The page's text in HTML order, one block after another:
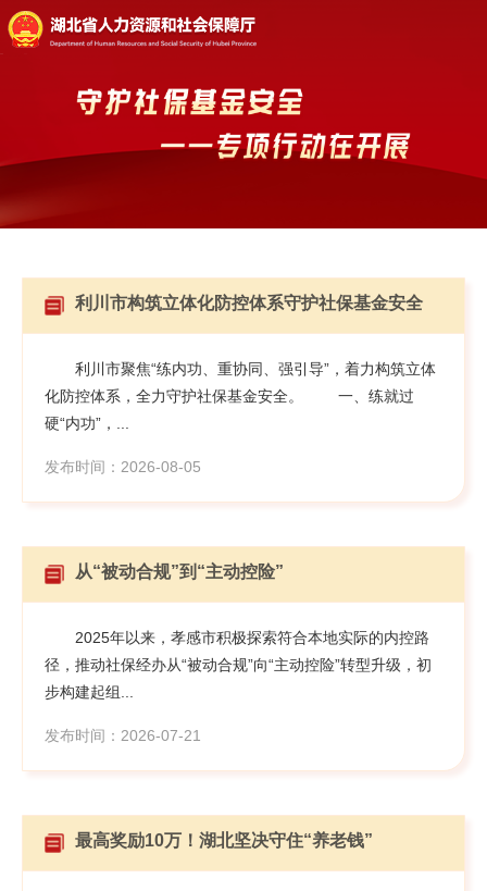
利川市构筑立体化防控体系守护社保基金安全
利川市聚焦“练内功、重协同、强引导”，着力构筑立体
化防控体系，全力守护社保基金安全。 一、练就过
硬“内功”，...
发布时间：2026-08-05
从“被动合规”到“主动控险”
2025年以来，孝感市积极探索符合本地实际的内控路
径，推动社保经办从“被动合规”向“主动控险”转型升级，初
步构建起组...
发布时间：2026-07-21
最高奖励10万！湖北坚决守住“养老钱”